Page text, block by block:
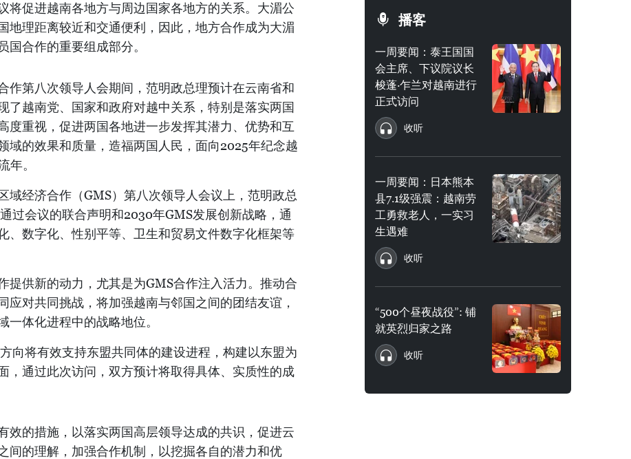
将促进越南各地方与周边国家各地方的关系。大湄公
地理距离较近和交通便利，因此，地方合作成为大湄
国合作的重要组成部分。
作第八次领导人会期间，范明政总理预计在云南省和
了越南党、国家和政府对越中关系，特别是落实两国
度重视，促进两国各地进一步发挥其潜力、优势和互
域的效果和质量，造福两国人民，面向2025年纪念越
年。
域经济合作（GMS）第八次领导人会议上，范明政总
过会议的联合声明和2030年GMS发展创新战略，通
、数字化、性别平等、卫生和贸易文件数字化框架等
提供新的动力，尤其是为GMS合作注入活力。推动合
应对共同挑战，将加强越南与邻国之间的团结友谊，
一体化进程中的战略地位。
向将有效支持东盟共同体的建设进程，构建以东盟为
，通过此次访问，双方预计将取得具体、实质性的成
效的措施，以落实两国高层领导达成的共识，促进云
间的理解，加强合作机制，以挖掘各自的潜力和优
播客
一周要闻：泰王国国
会主席、下议院议长
梭蓬·乍兰对越南进行
正式访问
收听
一周要闻：日本熊本
县7.1级强震：越南劳
工勇救老人，一实习
生遇难
收听
“500个昼夜战役”: 铺
就英烈归家之路
收听